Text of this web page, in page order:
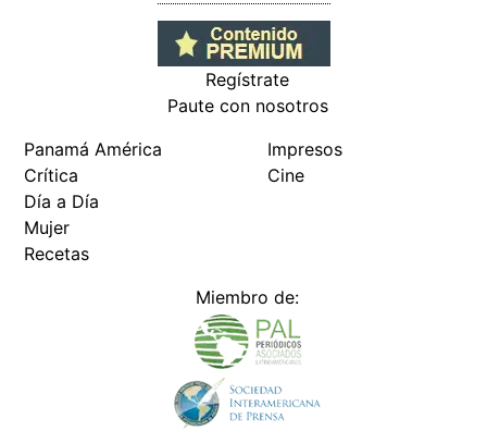
Regístrate
Paute con nosotros
Panamá América
Crítica
Día a Día
Mujer
Recetas
Impresos
Cine
Miembro de: